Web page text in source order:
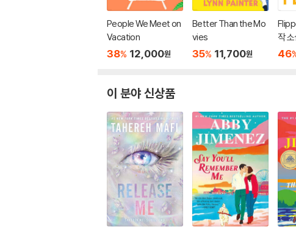
People We Meet on
Vacation
38% 12,000원
Better Than the Mo
vies
35% 11,700원
작
46
이 분야 신상품